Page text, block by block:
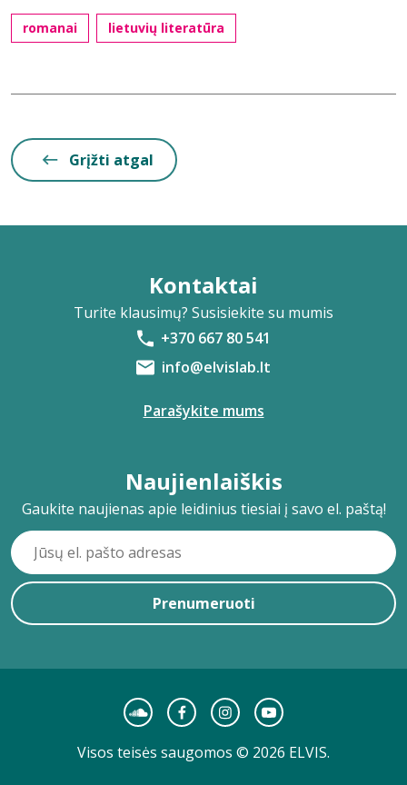
romanai lietuvių literatūra
Grįžti atgal
Kontaktai
Turite klausimų? Susisiekite su mumis
+370 667 80 541
info@elvislab.lt
Parašykite mums
Naujienlaiškis
Gaukite naujienas apie leidinius tiesiai į savo el. paštą!
Prenumeruoti
Visos teisės saugomos © 2026 ELVIS.